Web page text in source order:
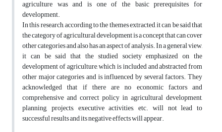
agriculture was and is one of the basic prerequisites for
development.
In this research, according to the themes extracted, it can be said that
the category of agricultural development is a concept that can cover
other categories and also has an aspect of analysis. In a general view,
it can be said that the studied society emphasized on the
development of agriculture, which is included and abstracted from
other major categories and is influenced by several factors. They
acknowledged that if there are no economic factors and
comprehensive and correct policy in agricultural development,
planning, projects, executive activities, etc. will not lead to
successful results and its negative effects will appear.